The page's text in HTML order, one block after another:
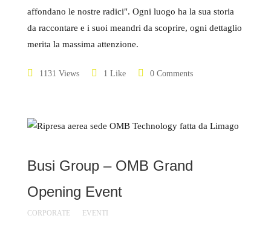
affondano le nostre radici". Ogni luogo ha la sua storia
da raccontare e i suoi meandri da scoprire, ogni dettaglio
merita la massima attenzione.
1131 Views 1 Like 0 Comments
Busi Group – OMB Grand
Opening Event
CORPORATE EVENTI